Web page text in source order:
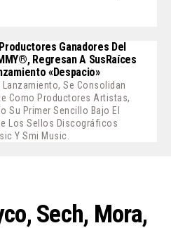
Ganadores Del
Regresan A SusRaíces
«Despacio»
Lanzamiento, Se Consolidan
Como Productores Artistas,
Su Primer Sencillo Bajo El
Los Sellos Discográficos
Y Smi Music.
Sech, Mora,